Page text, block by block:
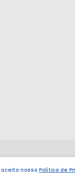
aceita nossa Política de